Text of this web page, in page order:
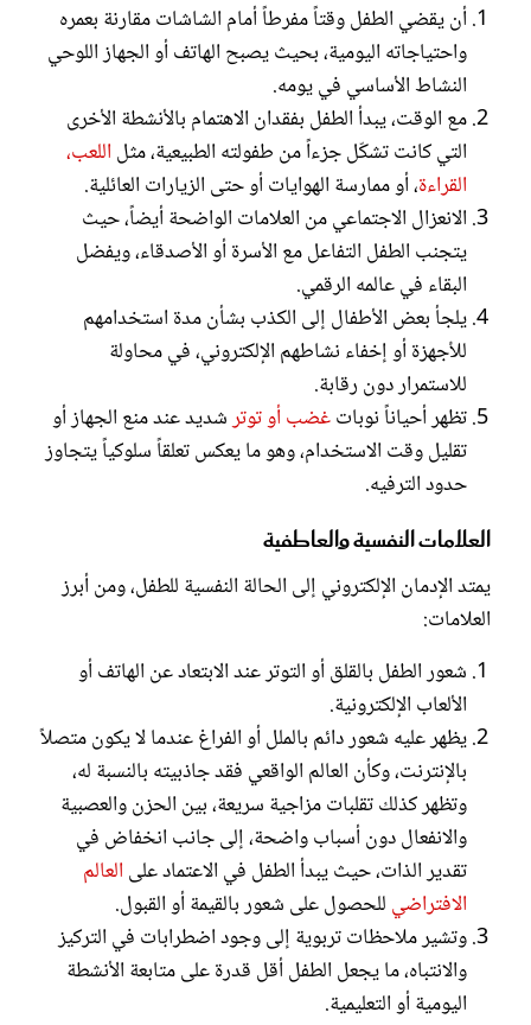
أن يقضي الطفل وقتاً مفرطاً أمام الشاشات مقارنة بعمره
واحتياجاته اليومية، بحيث يصبح الهاتف أو الجهاز اللوحي
النشاط الأساسي في يومه.
مع الوقت، يبدأ الطفل بفقدان الاهتمام بالأنشطة الأخرى
التي كانت تشكّل جزءاً من طفولته الطبيعية، مثل اللعب،
القراءة، أو ممارسة الهوايات أو حتى الزيارات العائلية.
الانعزال الاجتماعي من العلامات الواضحة أيضاً، حيث
يتجنب الطفل التفاعل مع الأسرة أو الأصدقاء، ويفضل
البقاء في عالمه الرقمي.
يلجأ بعض الأطفال إلى الكذب بشأن مدة استخدامهم
للأجهزة أو إخفاء نشاطهم الإلكتروني، في محاولة
للاستمرار دون رقابة.
تظهر أحياناً نوباتغضب أو توترشديد عند منع الجهاز أو
تقليل وقت الاستخدام، وهو ما يعكس تعلقاً سلوكياً يتجاوز
حدود الترفيه.
العلامات النفسية والعاطفية
يمتد الإدمان الإلكتروني إلى الحالة النفسية للطفل، ومن أبرز
العلامات:
شعور الطفل بالقلق أو التوتر عند الابتعاد عن الهاتف أو
الألعاب الإلكترونية.
يظهر عليه شعور دائم بالملل أو الفراغ عندما لا يكون متصلاً
بالإنترنت، وكأن العالم الواقعي فقد جاذبيته بالنسبة له،
وتظهر كذلك تقلبات مزاجية سريعة، بين الحزن والعصبية
والانفعال دون أسباب واضحة، إلى جانب انخفاض في
تقدير الذات، حيث يبدأ الطفل في الاعتماد على العالم
الافتراضي للحصول على شعور بالقيمة أو القبول.
وتشير ملاحظات تربوية إلى وجود اضطرابات في التركيز
والانتباه، ما يجعل الطفل أقل قدرة على متابعة الأنشطة
اليومية أو التعليمية.